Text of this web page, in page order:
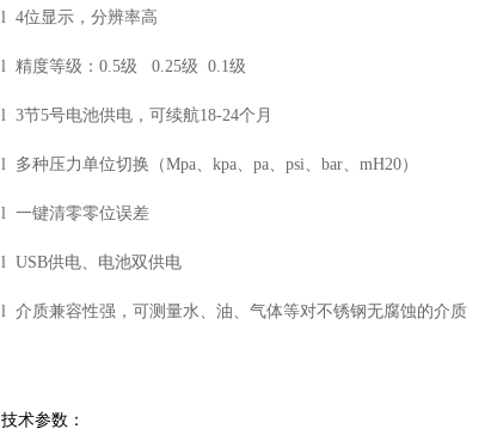
l 4位显示，分辨率高
l 精度等级：0.5级 0.25级 0.1级
l 3节5号电池供电，可续航18-24个月
l 多种压力单位切换（Mpa、kpa、pa、psi、bar、mH20）
l 一键清零零位误差
l USB供电、电池双供电
l 介质兼容性强，可测量水、油、气体等对不锈钢无腐蚀的介质
技术参数：